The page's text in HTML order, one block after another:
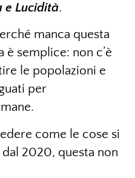
e Lucidità.
manca questa
è semplice: non c’è
le popolazioni e
per
come le cose si
2020, questa non